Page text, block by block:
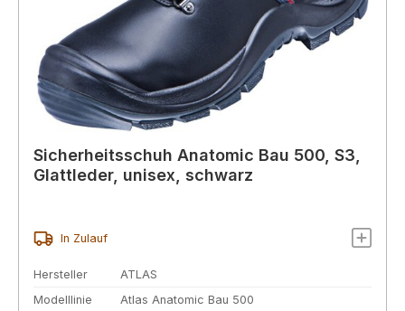
Sicherheitsschuh Anatomic Bau 500, S3,
Glattleder, unisex, schwarz
In Zulauf
Hersteller
ATLAS
Modelllinie
Atlas Anatomic Bau 500